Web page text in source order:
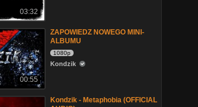
03:32
00:55
ZAPOWIEDZ NOWEGO MINI-
ALBUMU
1080p
Kondzik
Kondzik - Metaphobia (OFFICIAL